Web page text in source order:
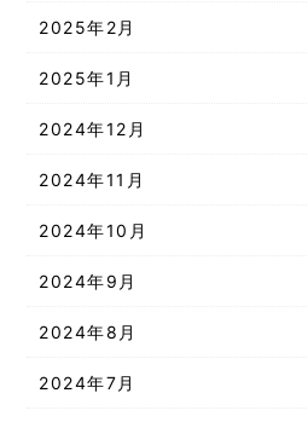
2025年2月
2025年1月
2024年12月
2024年11月
2024年10月
2024年9月
2024年8月
2024年7月